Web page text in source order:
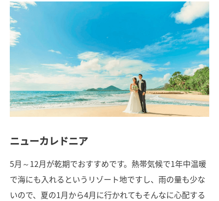
ニューカレドニア
5月～12月が乾期でおすすめです。熱帯気候で1年中温暖
で海にも入れるというリゾート地ですし、雨の量も少な
いので、夏の1月から4月に行かれてもそんなに心配する